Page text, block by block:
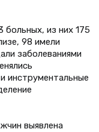
из них 175
98 имели
заболеваниями
инструментальные
выявлена